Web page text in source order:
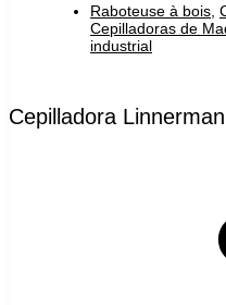
Raboteuse à bois
Cepilladoras de
industrial
Cepilladora